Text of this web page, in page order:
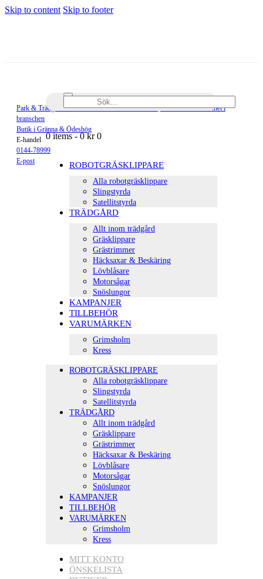
Skip to content Skip to footer
Park & Trädgårdsmaskiner är en del av Elektro-Pär, med 80 års erfarenhet i
branschen
Butik i Gränna & Ödeshög
E-handel
0144-78999
E-post
0 items - 0 kr 0
ROBOTGRÄSKLIPPARE
Alla robotgräsklippare
Slingstyrda
Satellitstyrda
TRÄDGÅRD
Allt inom trädgård
Gräsklippare
Grästrimmer
Häcksaxar & Beskäring
Lövblåsare
Motorsågar
Snöslungor
KAMPANJER
TILLBEHÖR
VARUMÄRKEN
Grimsholm
Kress
ROBOTGRÄSKLIPPARE
Alla robotgräsklippare
Slingstyrda
Satellitstyrda
TRÄDGÅRD
Allt inom trädgård
Gräsklippare
Grästrimmer
Häcksaxar & Beskäring
Lövblåsare
Motorsågar
Snöslungor
KAMPANJER
TILLBEHÖR
VARUMÄRKEN
Grimsholm
Kress
MITT KONTO
ÖNSKELISTA